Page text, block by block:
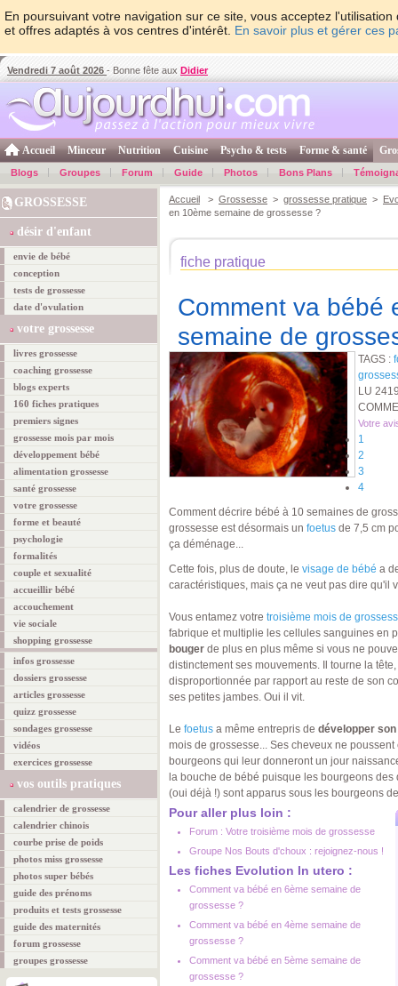
En poursuivant votre navigation sur ce site, vous acceptez
et offres adaptés à vos centres d'intérêt. En savoir plus et gérer ces
Vendredi 7 août 2026 - Bonne fête aux Didier
Accueil Minceur Nutrition Cuisine Psycho & tests Forme & santé
Blogs Groupes Forum Guide Photos Bons Plans
GROSSESSE
désir d'enfant
envie de bébé
conception
tests de grossesse
date d'ovulation
votre grossesse
livres grossesse
coaching grossesse
blogs experts
160 fiches pratiques
premiers signes
grossesse mois par mois
développement bébé
alimentation grossesse
santé grossesse
votre grossesse
forme et beauté
psychologie
formalités
couple et sexualité
accueillir bébé
accouchement
vie sociale
shopping grossesse
infos grossesse
dossiers grossesse
articles grossesse
quizz grossesse
sondages grossesse
vidéos
exercices grossesse
vos outils pratiques
calendrier de grossesse
calendrier chinois
courbe prise de poids
photos miss grossesse
photos super bébés
guide des prénoms
produits et tests grossesse
guide des maternités
forum grossesse
groupes grossesse
Accueil > Grossesse > grossesse pratique >
en 10ème semaine de grossesse ?
fiche pratique
Comment va bébé
semaine de
TAGS :
LU
Votre
1
2
3
4
Comment décrire bébé à 10 semaines de
grossesse est désormais un foetus de 7,5 cm
ça déménage...
Cette fois, plus de doute, le visage de bébé a
caractéristiques, mais ça ne veut pas dire qu'il
Vous entamez votre troisième mois de
fabrique et multiplie les cellules sanguines en
bouger de plus en plus même si vous ne
distinctement ses mouvements. Il tourne la
disproportionnée par rapport au reste de son
ses petites jambes. Oui il vit.
Le foetus a même entrepris de développer
mois de grossesse... Ses cheveux ne
bourgeons qui leur donneront un jour
la bouche de bébé puisque les bourgeons
(oui déjà !) sont apparus sous les bourgeons
Pour aller plus loin :
Forum : Votre troisième mois de grossesse
Groupe Nos Bouts d'choux : rejoignez-nous !
Les fiches Evolution In utero :
Comment va bébé en 6ème semaine de
grossesse ?
Comment va bébé en 4ème semaine de
grossesse ?
Comment va bébé en 5ème semaine de
grossesse ?